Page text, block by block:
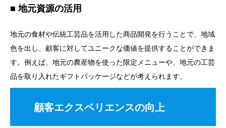
地元資源の活用
地元の食材や伝統工芸品を活用した商品開発を行うことで、地域
色を出し、顧客に対してユニークな価値を提供することができま
す。例えば、地元の農産物を使った限定メニューや、地元の工芸
品を取り入れたギフトパッケージなどが考えられます。
顧客エクスペリエンスの向上